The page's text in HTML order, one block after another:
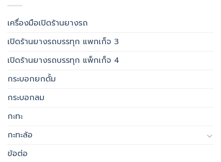
เครื่องมือเปิดร้านยางรถ
เปิดร้านยางรถบรรทุก แพกเก็จ 3
เปิดร้านยางรถบรรทุก แพ็กเก็จ 4
กระบอกยกดั้ม
กระบอกลม
กะทะ
กะทะล้อ
ข้อต่อ